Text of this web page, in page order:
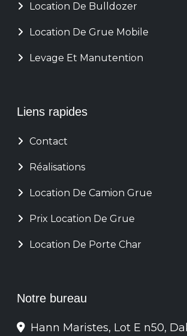
Location De Bulldozer
Location De Grue Mobile
Levage Et Manutention
Liens rapides
Contact
Réalisations
Location De Camion Grue
Prix Location De Grue
Location De Porte Char
Notre bureau
Hann Maristes, Lot E n50,